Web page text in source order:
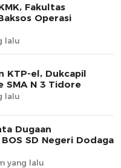
Fakultas
Operasi
lalu
KTP-el, Dukcapil
SMA N 3 Tidore
lalu
Dugaan
SD Negeri Dodaga
yang lalu